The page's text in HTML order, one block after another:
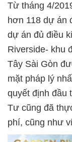
Từ tháng 4/
hơn 118 dự án
dự án đủ điều
Riverside- khu
Tây Sài Gòn
mặt pháp lý
quyết định đầu
Tư cũng đã
phí, cũng như